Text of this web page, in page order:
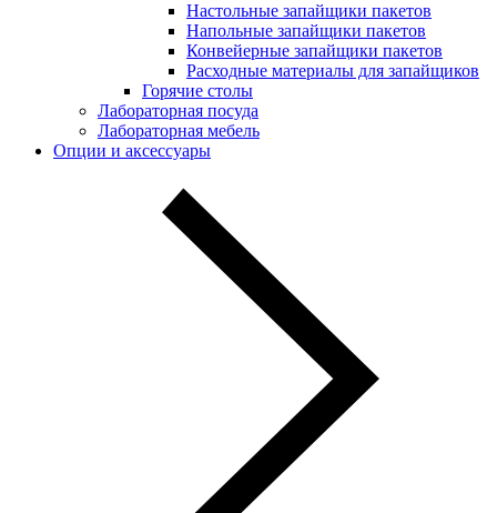
Настольные запайщики пакетов
Напольные запайщики пакетов
Конвейерные запайщики пакетов
Расходные материалы для запайщиков
Горячие столы
Лабораторная посуда
Лабораторная мебель
Опции и аксессуары